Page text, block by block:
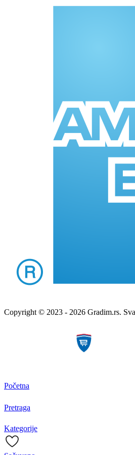
Copyright © 2023 - 2026 Gradim.rs.
Početna
Pretraga
Kategorije